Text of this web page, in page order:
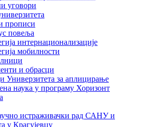
уговори
прописи
повеља
интернационализације
мобилности
и обрасци
Универзитета за аплицирање
наука у програму Хоризонт
истраживачки рад САНУ и
у Крагујевцу